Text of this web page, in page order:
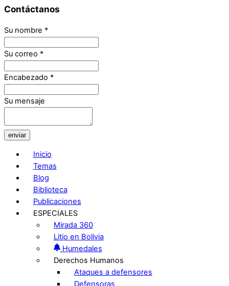
Contáctanos
Su nombre *
Su correo *
Encabezado *
Su mensaje
enviar
Inicio
Temas
Blog
Biblioteca
Publicaciones
ESPECIALES
Mirada 360
Litio en Bolivia
Humedales
Derechos Humanos
Ataques a defensores
Defensoras